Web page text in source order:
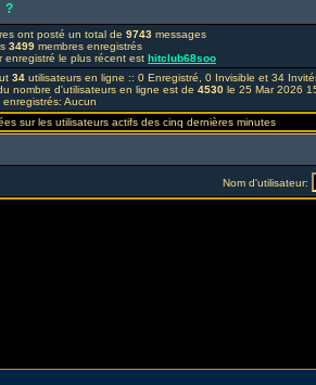
?
ont posté un total de 9743 messages
3499 membres enregistrés
enregistré le plus récent est hitclub68soo
34 utilisateurs en ligne :: 0 Enregistré, 0 Invisible et 34
nombre d'utilisateurs en ligne est de 4530 le 25 Mar 2026
enregistrés: Aucun
sur les utilisateurs actifs des cinq dernières minutes
Nom d'utilisateur: